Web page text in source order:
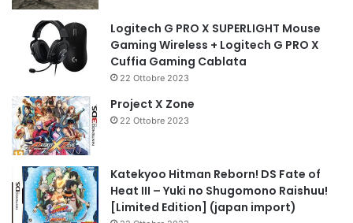
Logitech G PRO X SUPERLIGHT Mouse
Gaming Wireless + Logitech G PRO X
Cuffia Gaming Cablata
22 Ottobre 2023
Project X Zone
22 Ottobre 2023
Katekyoo Hitman Reborn! DS Fate of
Heat III – Yuki no Shugomono Raishuu!
[Limited Edition] (japan import)